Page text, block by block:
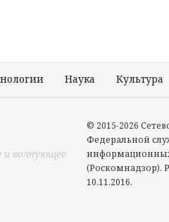
Наука Культура
и волнующее
© 2015-2026
Федеральной
(Роскомнадзор).
10.11.2016.